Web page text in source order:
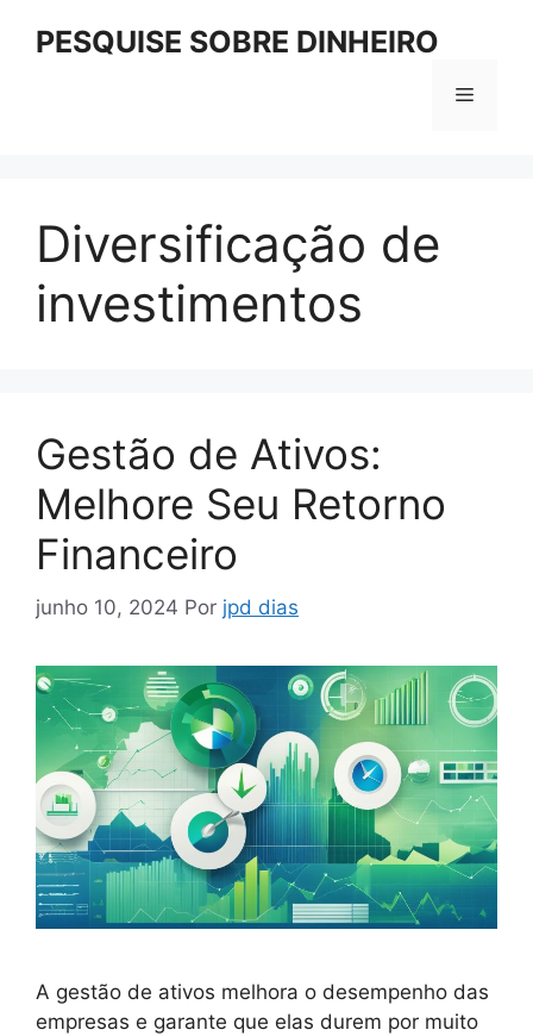
PESQUISE SOBRE DINHEIRO
Menu
Diversificação de
investimentos
Gestão de Ativos:
Melhore Seu Retorno
Financeiro
junho 10, 2024 Por jpd dias
A gestão de ativos melhora o desempenho das
empresas e garante que elas durem por muito